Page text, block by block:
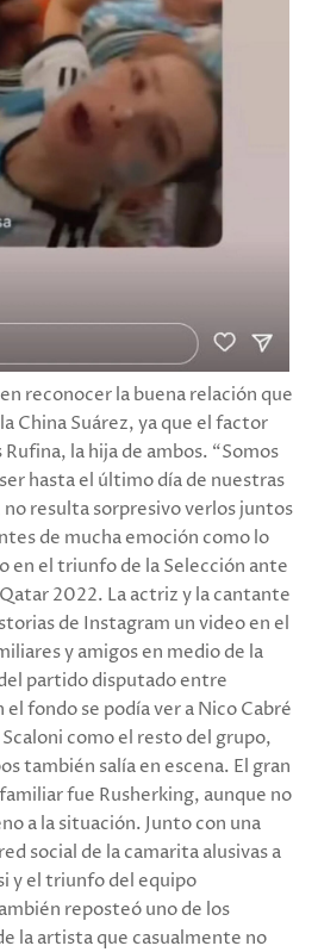
reconocer la buena relación que
China Suárez, ya que el factor
la hija de ambos. “Somos
hasta el último día de nuestras
no resulta sorpresivo verlos juntos
de mucha emoción como lo
en el triunfo de la Selección ante
2022. La actriz y la cantante
de Instagram un video en el
y amigos en medio de la
partido disputado entre
fondo se podía ver a Nico Cabré
como el resto del grupo,
también salía en escena. El gran
fue Rusherking, aunque no
a la situación. Junto con una
social de la camarita alusivas a
y el triunfo del equipo
reposteó uno de los
la artista que casualmente no